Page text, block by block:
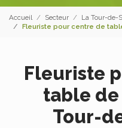
Accueil Secteur
La Tour-de-
Fleuriste pour centre de
Fleuriste
table
Tour-